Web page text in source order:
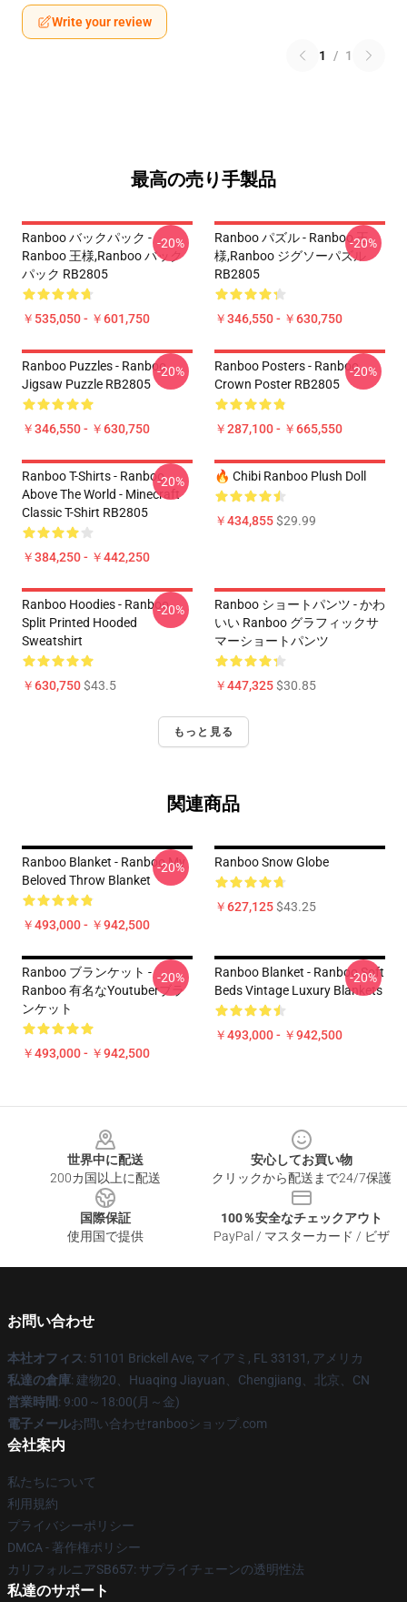
Write your review
1 / 1
最高の売り手製品
Ranboo バックパック -
Ranboo 王様,Ranboo バック
パック RB2805
￥535,050 - ￥601,750
-20%
Ranboo パズル - Ranboo 王
様,Ranboo ジグソーパズル
RB2805
￥346,550 - ￥630,750
-20%
Ranboo Puzzles - Ranboo
Jigsaw Puzzle RB2805
￥346,550 - ￥630,750
-20%
Ranboo Posters - Ranboo
Crown Poster RB2805
￥287,100 - ￥665,550
-20%
Ranboo T-Shirts - Ranboo
Above The World - Minecraft
Classic T-Shirt RB2805
￥384,250 - ￥442,250
-20% 🔥 Chibi Ranboo Plush Doll
￥434,855$29.99
Ranboo Hoodies - Ranboo
Split Printed Hooded
Sweatshirt
￥630,750$43.5
-20%
Ranboo ショートパンツ - かわ
いい Ranboo グラフィックサ
マーショートパンツ
￥447,325$30.85
もっと見る
関連商品
Ranboo Blanket - Ranboo My
Beloved Throw Blanket
￥493,000 - ￥942,500
-20% Ranboo Snow Globe
￥627,125$43.25
Ranboo ブランケット -
Ranboo 有名なYoutuberブラ
ンケット
￥493,000 - ￥942,500
-20%
Ranboo Blanket - Ranboo Soft
Beds Vintage Luxury Blankets
￥493,000 - ￥942,500
-20%
世界中に配送
200カ国以上に配送
安心してお買い物
クリックから配送まで24/7保護
国際保証
使用国で提供
100％安全なチェックアウト
PayPal / マスターカード / ビザ
お問い合わせ
本社オフィス: 51101 Brickell Ave, マイアミ, FL 33131, アメリカ
私達の倉庫: 建物20、Huaqing Jiayuan、Chengjiang、北京、CN
営業時間: 9:00～18:00(月～金)
電子メールお問い合わせranbooショップ.com
会社案内
私たちについて
利用規約
プライバシーポリシー
DMCA - 著作権ポリシー
カリフォルニアSB657: サプライチェーンの透明性法
私達のサポート